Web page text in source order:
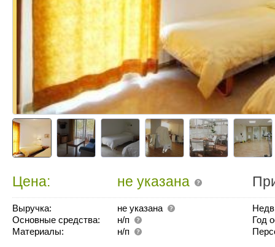
Цена: не указана
Выручка:
не указана
Основные средства:
н/п
Материалы:
н/п
Год